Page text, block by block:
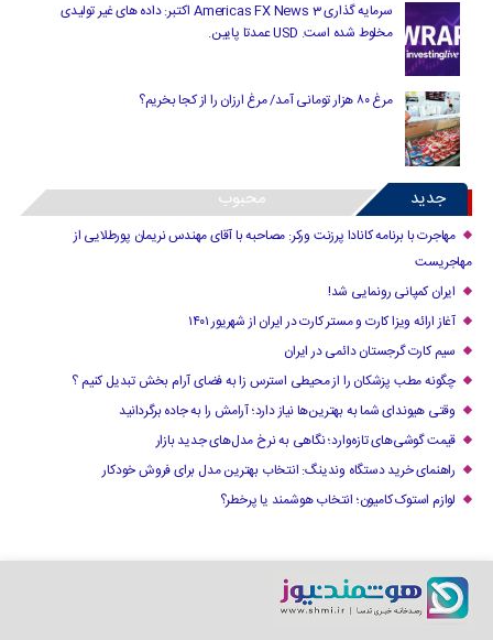
سرمایه گذاری Americas FX News 3 اکتبر: داده های غیر تولیدی
مخلوط شده است. USD عمدتا پایین.
مرغ ۸۰ هزار تومانی آمد/ مرغ ارزان را از کجا بخریم؟
جدید محبوب
مهاجرت با برنامه کانادا پرزنت ورکر: مصاحبه با آقای مهندس نریمان پورطلایی از
مهاجریست
ایران کمپانی رونمایی شد!
آغاز ارائه ویزا کارت و مستر کارت در ایران از شهریور ۱۴۰۱
سیم کارت گرجستان دائمی در ایران
چگونه مطب پزشکان را از محیطی استرس زا به فضای آرام بخش تبدیل کنیم ؟
وقتی هیوندای شما به بهترین‌ها نیاز دارد؛ آرامش را به جاده برگردانید
قیمت گوشی‌های تازه‌وارد؛ نگاهی به نرخ مدل‌های جدید بازار
راهنمای خرید دستگاه وندینگ: انتخاب بهترین مدل برای فروش خودکار
لوازم استوک کامیون؛ انتخاب هوشمند یا پرخطر؟